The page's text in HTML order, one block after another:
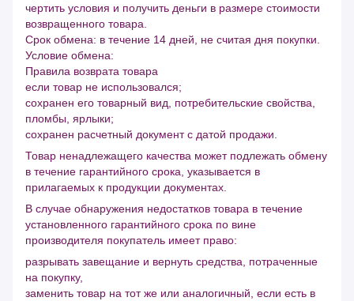
чертить условия и получить деньги в размере стоимости
возвращенного товара.
Срок обмена: в течение 14 дней, не считая дня покупки.
Условие обмена:
Правила возврата товара
если товар не использовался;
сохранен его товарный вид, потребительские свойства,
пломбы, ярлыки;
сохранен расчетный документ с датой продажи.
Товар ненадлежащего качества может подлежать обмену
в течение гарантийного срока, указывается в
прилагаемых к продукции документах.
В случае обнаружения недостатков товара в течение
установленного гарантийного срока по вине
производителя покупатель имеет право:
разрывать завещание и вернуть средства, потраченные
на покупку,
заменить товар на тот же или аналогичный, если есть в